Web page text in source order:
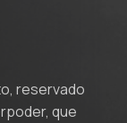
reservado
que